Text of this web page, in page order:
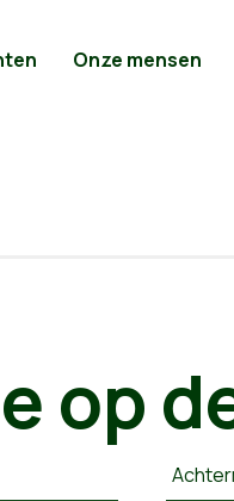
Onze mensen
op